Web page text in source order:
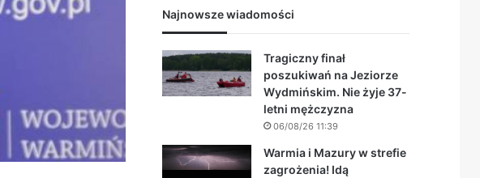
Najnowsze wiadomości
Tragiczny finał
poszukiwań na Jeziorze
Wydmińskim. Nie żyje 37-
letni mężczyzna
06/08/26 11:39
Warmia i Mazury w strefie
zagrożenia! Idą